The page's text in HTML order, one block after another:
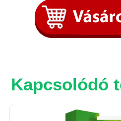
Kapcsolódó